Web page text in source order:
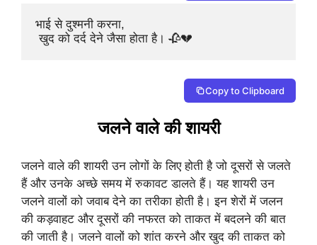
भाई से दुश्मनी करना,
खुद को दर्द देने जैसा होता है। 🥀💔
Copy to Clipboard
जलने वाले की शायरी
जलने वाले की शायरी उन लोगों के लिए होती है जो दूसरों से जलते
हैं और उनके अच्छे समय में रुकावट डालते हैं। यह शायरी उन
जलने वालों को जवाब देने का तरीका होती है। इन शेरों में जलन
की कड़वाहट और दूसरों की नफरत को ताकत में बदलने की बात
की जाती है। जलने वालों को शांत करने और खुद की ताकत को